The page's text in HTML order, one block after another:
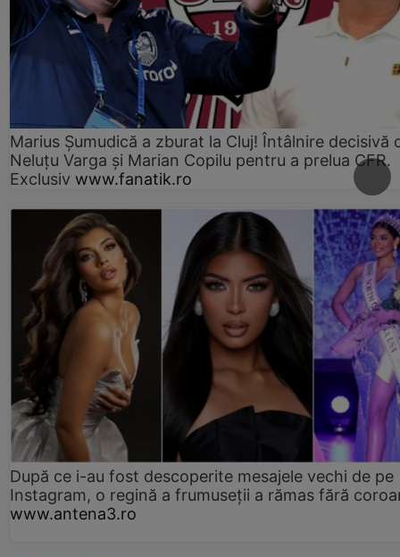
Marius Şumudică a zburat la Cluj! Întâlnire decisivă
Neluţu Varga şi Marian Copilu pentru a prelua CFR.
Exclusiv www.fanatik.ro
După ce i-au fost descoperite mesajele vechi de pe
Instagram, o regină a frumuseții a rămas fără
www.antena3.ro